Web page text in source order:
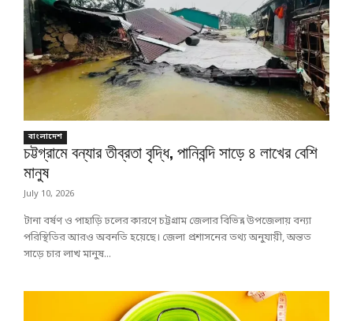
বাংলাদেশ
চট্টগ্রামে বন্যার তীব্রতা বৃদ্ধি, পানিবন্দি সাড়ে ৪ লাখের বেশি
মানুষ
July 10, 2026
টানা বর্ষণ ও পাহাড়ি ঢলের কারণে চট্টগ্রাম জেলার বিভিন্ন উপজেলায় বন্যা
পরিস্থিতির আরও অবনতি হয়েছে। জেলা প্রশাসনের তথ্য অনুযায়ী, অন্তত
সাড়ে চার লাখ মানুষ...